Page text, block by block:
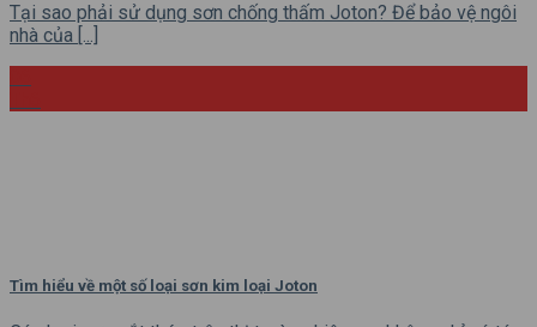
Tại sao phải sử dụng sơn chống thấm Joton? Để bảo vệ ngôi
nhà của [...]
Tìm hiểu về một số loại sơn kim loại Joton